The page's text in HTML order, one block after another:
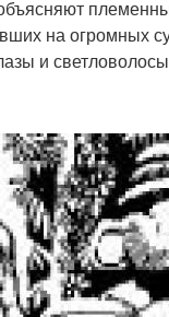
на огромных
и